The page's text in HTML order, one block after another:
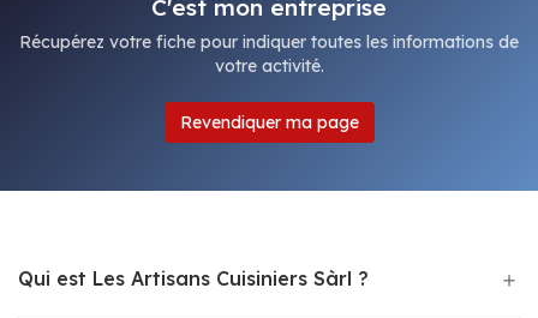
C'est mon entreprise
Récupérez votre fiche pour indiquer toutes les informations de
votre activité.
Revendiquer ma page
Qui est Les Artisans Cuisiniers Sàrl ?